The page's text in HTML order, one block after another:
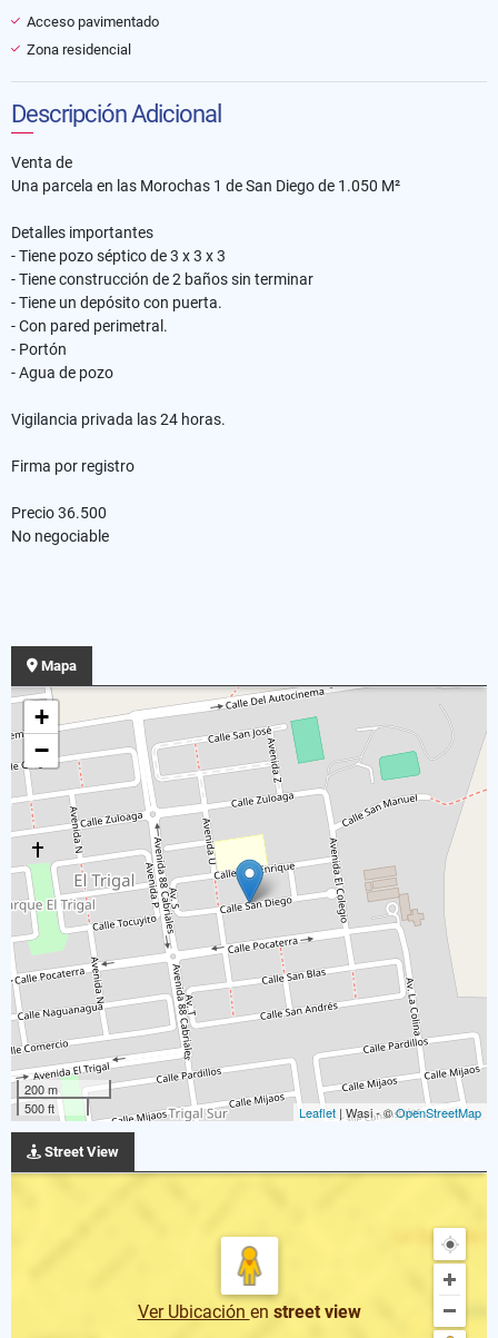
Acceso pavimentado
Zona residencial
Descripción Adicional
Venta de
Una parcela en las Morochas 1 de San Diego de 1.050 M²
Detalles importantes
- Tiene pozo séptico de 3 x 3 x 3
- Tiene construcción de 2 baños sin terminar
- Tiene un depósito con puerta.
- Con pared perimetral.
- Portón
- Agua de pozo
Vigilancia privada las 24 horas.
Firma por registro
Precio 36.500
No negociable
Mapa
+
−
200 m
500 ft
Leaflet | Wasi - ©OpenStreetMap
Street View
Ver Ubicación en street view